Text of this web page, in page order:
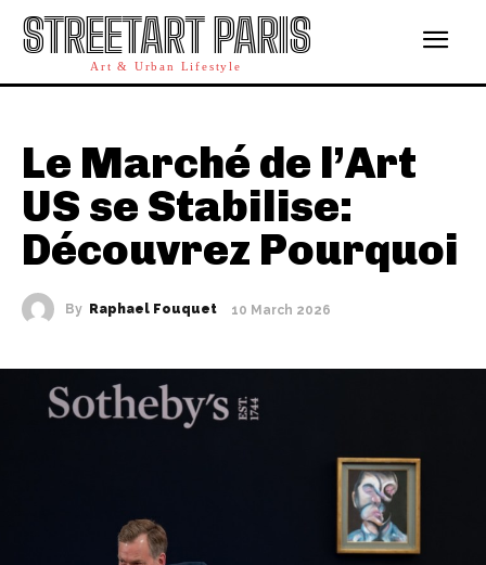
STREETART PARIS
Art & Urban Lifestyle
Le Marché de l’Art
US se Stabilise:
Découvrez Pourquoi
By Raphael Fouquet 10 March 2026